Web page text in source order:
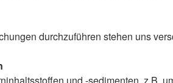
durchzuführen stehen uns